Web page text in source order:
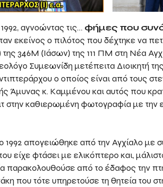
αγνοώντας τις… φήμες που
εκείνος ο πιλότος που δέχτηκε να
346Μ (Ιάσων) της 111 ΠΜ στη Νέα
Συμεωνίδη μετέπειτα Διοικητή
ο οποίος είναι από τους
Άμυνας κ. Καμμένου και αυτός που
στην καθιερωμένη φωτογραφία με την
απογειώθηκε από την Αγχίαλο με
είχε φτάσει με ελικόπτερο και,
παρακολουθούσε από το έδαφος την
που τότε υπηρετούσε τη θητεία του